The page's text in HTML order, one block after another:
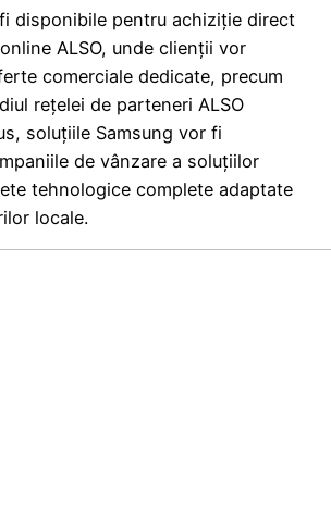
disponibile pentru achiziție direct
ALSO, unde clienții vor
comerciale dedicate, precum
rețelei de parteneri ALSO
soluțiile Samsung vor fi
de vânzare a soluțiilor
tehnologice complete adaptate
locale.